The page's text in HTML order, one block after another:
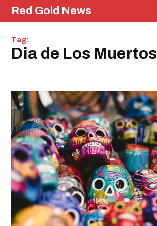
Skip
to
content
Red Gold News
Tag:
Dia de Los Muertos